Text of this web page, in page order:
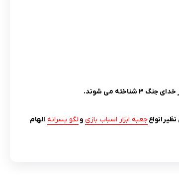
می‌ شوند.
انواعجعبه ابزار اسباب بازی و لگو پسرانه الهام